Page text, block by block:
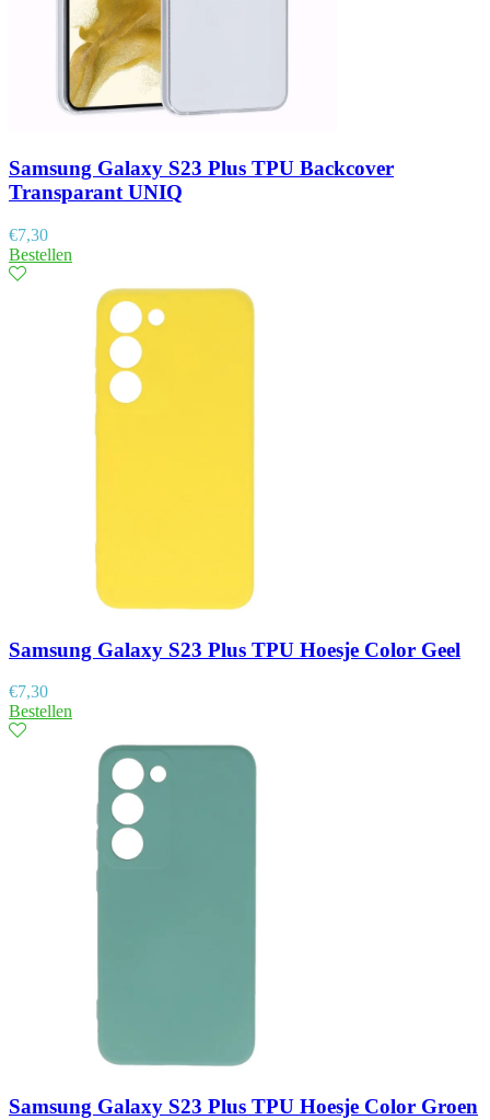
Samsung Galaxy S23 Plus TPU Backcover
Transparant UNIQ
€7,30
Bestellen
Samsung Galaxy S23 Plus TPU Hoesje Color Geel
€7,30
Bestellen
Samsung Galaxy S23 Plus TPU Hoesje Color Groen